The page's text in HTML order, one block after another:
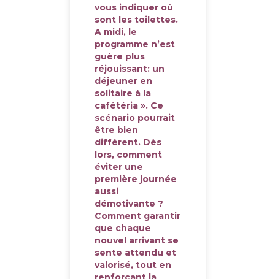
vous indiquer où
sont les toilettes.
A midi, le
programme n’est
guère plus
réjouissant: un
déjeuner en
solitaire à la
cafétéria ». Ce
scénario pourrait
être bien
différent. Dès
lors, comment
éviter une
première journée
aussi
démotivante ?
Comment garantir
que chaque
nouvel arrivant se
sente attendu et
valorisé, tout en